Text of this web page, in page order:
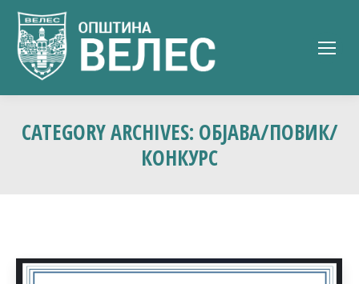
CATEGORY ARCHIVES: ОБЈАВА/ПОВИК/
КОНКУРС